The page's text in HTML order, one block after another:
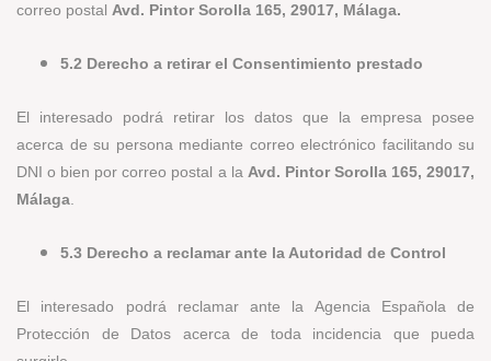
correo postal Avd. Pintor Sorolla 165, 29017, Málaga.
5.2 Derecho a retirar el Consentimiento prestado
El interesado podrá retirar los datos que la empresa posee
acerca de su persona mediante correo electrónico facilitando su
DNI o bien por correo postal a la Avd. Pintor Sorolla 165, 29017,
Málaga
5.3 Derecho a reclamar ante la Autoridad de Control
El interesado podrá reclamar ante la Agencia Española de
Protección de Datos acerca de toda incidencia que pueda